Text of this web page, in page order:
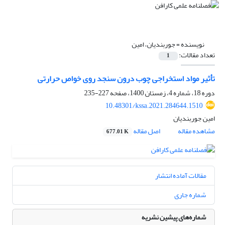
نویسنده =جوربندیان، امین
تعداد مقالات: 1
تأثیر مواد استخراجی چوب درون سنجد روی خواص حرارتی
دوره 18، شماره 4، زمستان 1400، صفحه
227-235
10.48301/kssa.2021.284644.1510
امین جوربندیان
مشاهده مقاله
اصل مقاله 677.01 K
مقالات آماده انتشار
شماره جاری
شماره‌های پیشین نشریه